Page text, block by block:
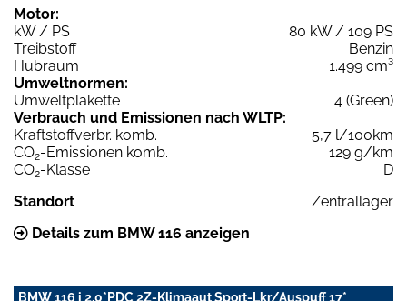
Motor:
kW / PS
80 kW / 109 PS
Treibstoff
Benzin
Hubraum
1.499 cm³
Umweltnormen:
Umweltplakette
4 (Green)
Verbrauch und Emissionen nach WLTP:
Kraftstoffverbr. komb.
5,7 l/100km
CO2-Emissionen komb.
129 g/km
CO2-Klasse
D
Standort
Zentrallager
Details zum BMW 116 anzeigen
BMW 116 i 2.0*PDC 2Z-Klimaaut Sport-Lkr/Auspuff 17*